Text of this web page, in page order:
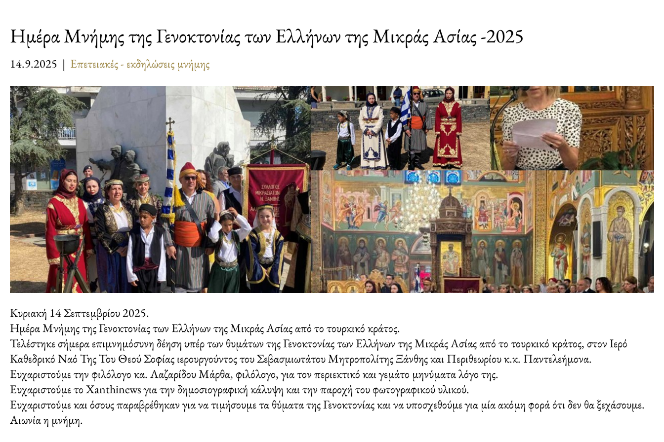
Ημέρα Μνήμης της Γενοκτονίας των Ελλήνων της Μικράς Ασίας -2025
14.9.2025 | Επετειακές - εκδηλώσεις μνήμης
Κυριακή 14 Σεπτεμβρίου 2025.
Ημέρα Μνήμης της Γενοκτονίας των Ελλήνων της Μικράς Ασίας από το τουρκικό κράτος.
Τελέστηκε σήμερα επιμνημόσυνη δέηση υπέρ των θυμάτων της Γενοκτονίας των Ελλήνων της Μικράς Ασίας από το τουρκικό κράτος, στον Ιερό
Καθεδρικό Ναό Της Του Θεού Σοφίας ιερουργούντος του Σεβασμιωτάτου Μητροπολίτης Ξάνθης και Περιθεωρίου κ.κ. Παντελεήμονα.
Ευχαριστούμε την φιλόλογο κα. Λαζαρίδου Μάρθα, φιλόλογο, για τον περιεκτικό και γεμάτο μηνύματα λόγο της.
Ευχαριστούμε το Xanthinews για την δημοσιογραφική κάλυψη και την παροχή του φωτογραφικού υλικού.
Ευχαριστούμε και όσους παραβρέθηκαν για να τιμήσουμε τα θύματα της Γενοκτονίας και να υποσχεθούμε για μία ακόμη φορά ότι δεν θα ξεχάσουμε.
Αιωνία η μνήμη.